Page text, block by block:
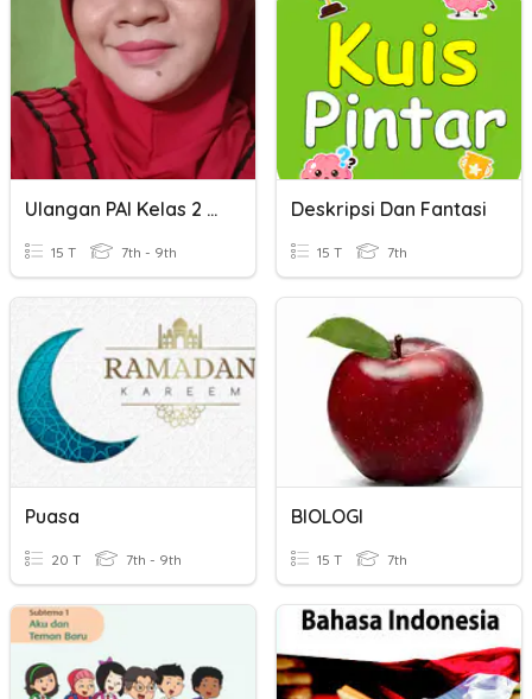
Ulangan PAI Kelas 2 Bab 7 Dan 8
15 T 7th - 9th
Deskripsi Dan Fantasi
15 T 7th
Puasa
20 T 7th - 9th
BIOLOGI
15 T 7th